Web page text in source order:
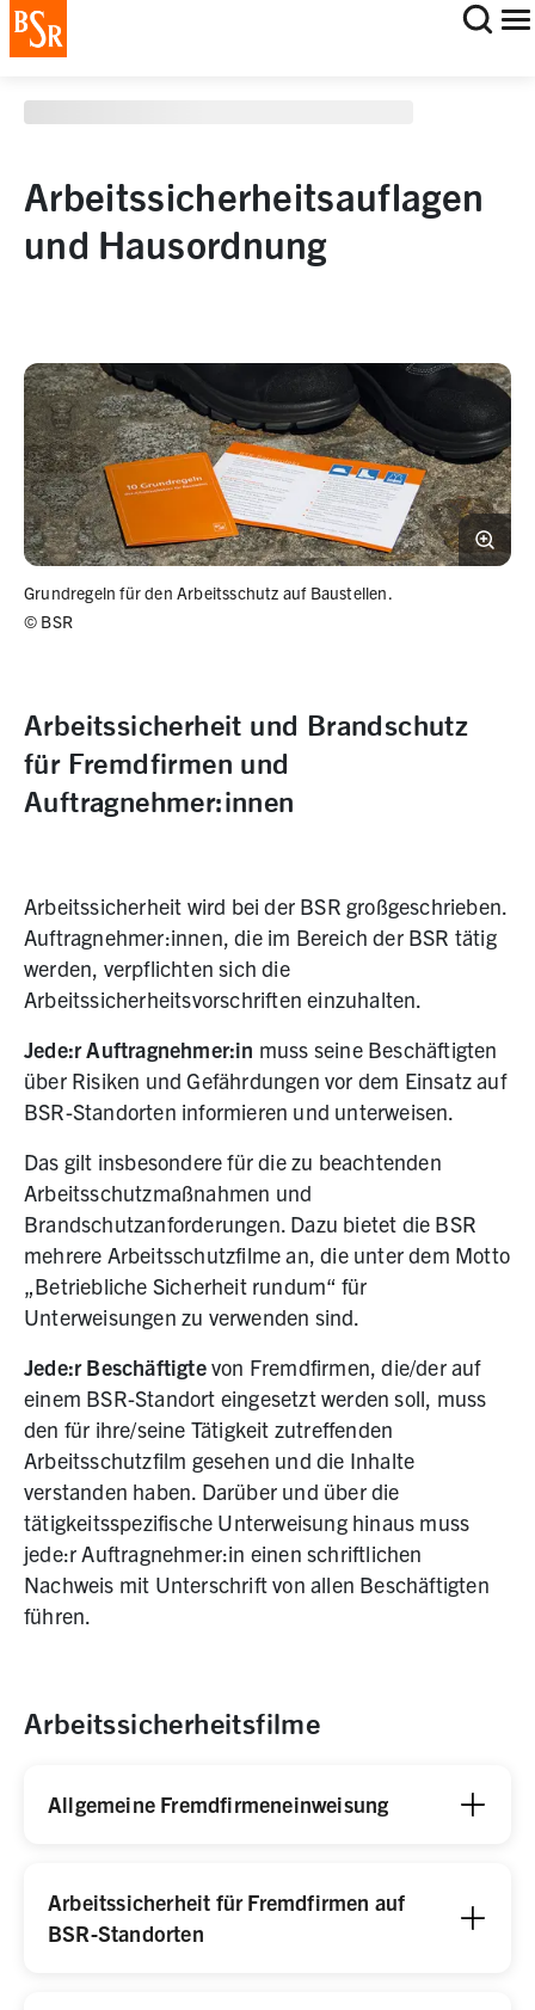
staging deployment test
Arbeitssicherheitsauflagen
und Hausordnung
Grundregeln für den Arbeitsschutz auf Baustellen.
© BSR
Arbeitssicherheit und Brandschutz
für Fremdfirmen und
Auftragnehmer:innen
Arbeitssicherheit wird bei der BSR großgeschrieben.
Auftragnehmer:innen, die im Bereich der BSR tätig
werden, verpflichten sich die
Arbeitssicherheitsvorschriften einzuhalten.
Jede:r Auftragnehmer:in muss seine Beschäftigten
über Risiken und Gefährdungen vor dem Einsatz auf
BSR-Standorten informieren und unterweisen.
Das gilt insbesondere für die zu beachtenden
Arbeitsschutzmaßnahmen und
Brandschutzanforderungen. Dazu bietet die BSR
mehrere Arbeitsschutzfilme an, die unter dem Motto
„Betriebliche Sicherheit rundum“ für
Unterweisungen zu verwenden sind.
Jede:r Beschäftigtevon Fremdfirmen, die/der auf
einem BSR-Standort eingesetzt werden soll, muss
den für ihre/seine Tätigkeit zutreffenden
Arbeitsschutzfilm gesehen und die Inhalte
verstanden haben. Darüber und über die
tätigkeitsspezifische Unterweisung hinaus muss
jede:r Auftragnehmer:in einen schriftlichen
Nachweis mit Unterschrift von allen Beschäftigten
führen.
Arbeitssicherheitsfilme
Allgemeine Fremdfirmeneinweisung
Arbeitssicherheit für Fremdfirmen auf
BSR-Standorten